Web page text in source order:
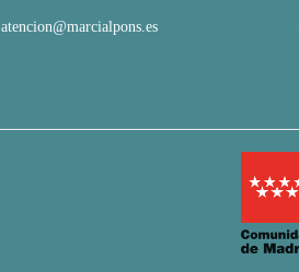
atencion@marcialpons.es